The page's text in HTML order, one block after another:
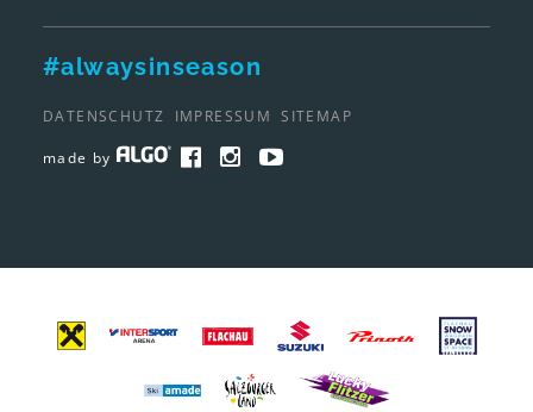
#alwaysinseason
DATENSCHUTZ IMPRESSUM SITEMAP
made by
K
A
M